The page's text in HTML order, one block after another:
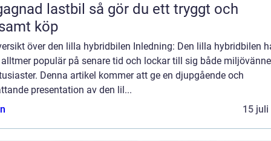
lastbil så gör du ett tryggt och
köp
över den lilla hybridbilen Inledning: Den lilla hybridbilen
populär på senare tid och lockar till sig både
Denna artikel kommer att ge en djupgående och
presentation av den lil...
15 juli